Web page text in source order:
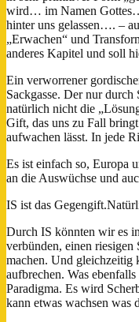
wird… im Namen
hinter uns gelassen…. –
„Erwachen“ und
anderes Kapitel und soll
Ein verworrener
Sackgasse. Der nur
natürlich nicht die
Gift, das uns zu Fall
aufwachen lässt. In jede
Es ist einfach so, Europa
an die Auswüchse und
IS ist das
Durch IS könnten wir es
verbünden, einen
machen. Und gleichzeitig
aufbrechen. Was
Paradigma. Es wird
kann etwas wachsen was